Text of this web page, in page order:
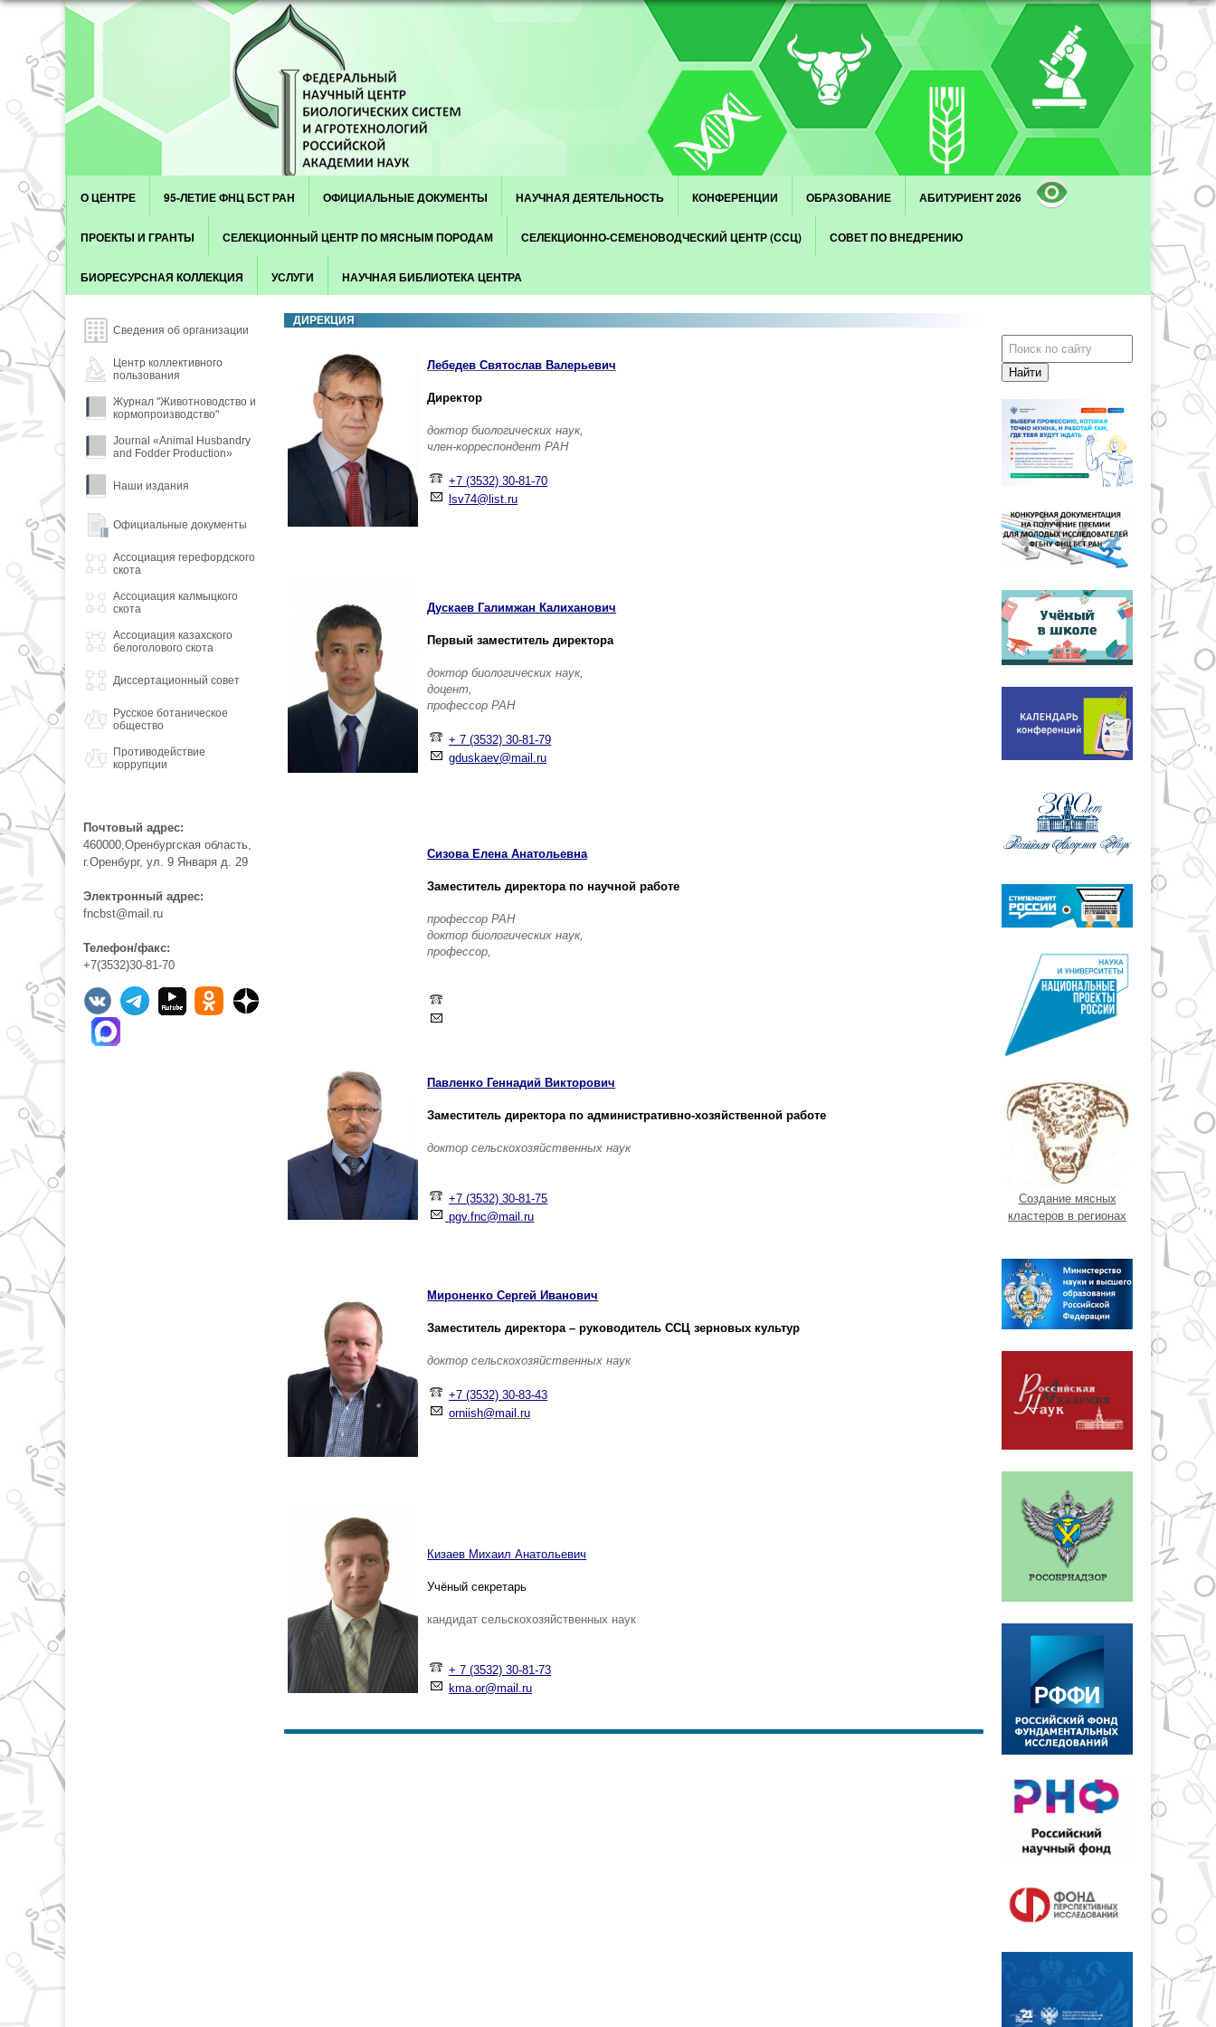
Menu
Skip to content
О ЦЕНТРЕ 95-ЛЕТИЕ ФНЦ БСТ РАН ОФИЦИАЛЬНЫЕ ДОКУМЕНТЫ НАУЧНАЯ ДЕЯТЕЛЬНОСТЬ КОНФЕРЕНЦИИ ОБРАЗОВАНИЕ АБИТУРИЕНТ 2026
ПРОЕКТЫ И ГРАНТЫ СЕЛЕКЦИОННЫЙ ЦЕНТР ПО МЯСНЫМ ПОРОДАМ СЕЛЕКЦИОННО-СЕМЕНОВОДЧЕСКИЙ ЦЕНТР (ССЦ) СОВЕТ ПО ВНЕДРЕНИЮ
БИОРЕСУРСНАЯ КОЛЛЕКЦИЯ УСЛУГИ НАУЧНАЯ БИБЛИОТЕКА ЦЕНТРА
Сведения об организации
Центр коллективного
пользования
Журнал "Животноводство и
кормопроизводство"
Journal «Animal Husbandry
and Fodder Production»
Наши издания
Официальные документы
Ассоциация герефордского
скота
Ассоциация калмыцкого
скота
Ассоциация казахского
белоголового скота
Диссертационный совет
Русское ботаническое
общество
Противодействие
коррупции
Почтовый адрес:
460000,Оренбургская область,
г.Оренбург, ул. 9 Января д. 29
Электронный адрес:
fncbst@mail.ru
Телефон/факс:
+7(3532)30-81-70
ДИРЕКЦИЯ
Лебедев Святослав Валерьевич
Директор
доктор биологических наук,
член-корреспондент РАН
+7 (3532) 30-81-70
lsv74@list.ru
Дускаев Галимжан Калиханович
Первый заместитель директора
доктор биологических наук,
доцент,
профессор РАН
+ 7 (3532) 30-81-79
gduskaev@mail.ru
Сизова Елена Анатольевна
Заместитель директора по научной работе
профессор РАН
доктор биологических наук,
профессор,
Павленко Геннадий Викторович
Заместитель директора по административно-хозяйственной работе
доктор сельскохозяйственных наук
+7 (3532) 30-81-75
pgv.fnc@mail.ru
Мироненко Сергей Иванович
Заместитель директора – руководитель ССЦ зерновых культур
доктор сельскохозяйственных наук
+7 (3532) 30-83-43
orniish@mail.ru
Кизаев Михаил Анатольевич
Учёный секретарь
кандидат сельскохозяйственных наук
+ 7 (3532) 30-81-73
kma.or@mail.ru
Создание мясных
кластеров в регионах